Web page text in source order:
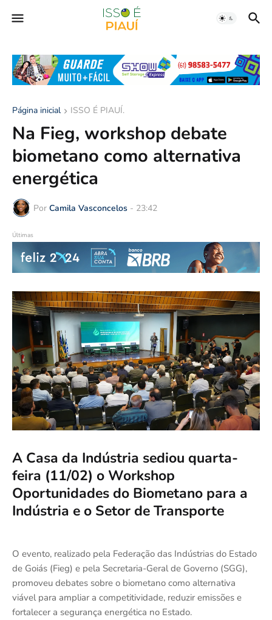
Página inicial ISSO É PIAUÍ.
Na Fieg, workshop debate
biometano como alternativa
energética
Por Camila Vasconcelos - 23:42
Últimas
A Casa da Indústria sediou quarta-
feira (11/02) o Workshop
Oportunidades do Biometano para a
Indústria e o Setor de Transporte
O evento, realizado pela Federação das Indústrias do Estado
de Goiás (Fieg) e pela Secretaria-Geral de Governo (SGG),
promoveu debates sobre o biometano como alternativa
viável para ampliar a competitividade, reduzir emissões e
fortalecer a segurança energética no Estado.